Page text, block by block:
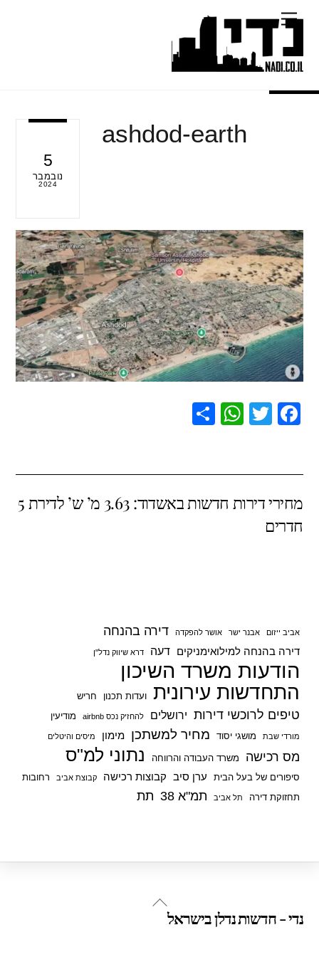
content
Menu
5
נובמבר
2024
ashdod-earth
F
e
b
o
T
er
W
s
A
e
מחירי דירות חדשות באשדוד: 3.63 מ’ ש’ לדירת 5
חדרים
אביב ייזום אבנר ישר אושר להפקדה דירה בהנחה
דירה בהנחה למילואימניקים דעה דרא שיווק נדל"ן
הודעות משרד השיכון
התחדשות עירונית ועדות תכנון חריש
טיפים לרוכשי דירות ירושלים להחזיק נכס airbnb מודיעין
מורדי שבת מושגי יסוד מחיר למשתכן מימון מיסים והיטלים
מס רכישה משרד העבודה והרווחה נתוני למ"ס
סיפורים של בעל הבית ערן סיב קבוצות רכישה קבוצת אביב
רחובות
תחזוקת דירה
תל אביב תמ"א 38 תת
Back
נדי - חדשות נדלן בישראל